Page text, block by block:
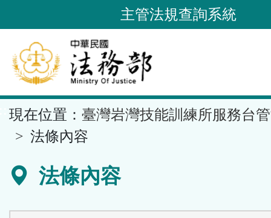
到
要
內
容
區
塊
主管法規查詢系統
現在位置： 臺灣岩灣技能訓練所服務台
法條內容
法條內容